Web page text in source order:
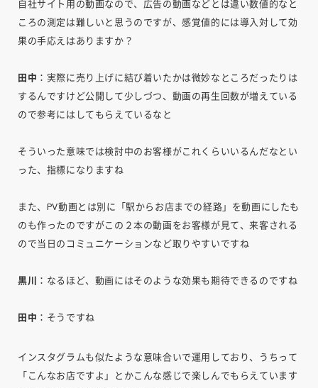
自社サイト用の動画なので、広告の動画などとは違い数値的なと
ころの測定は難しいと思うのですが、感覚値的には導入対して効
果の手応えはありますか？
田中 ：実際に売り上げに結び着いたかは微妙なところだったりは
するんですけど公開して少しづつ、動画の再生回数が増えている
ので参考にはしてもらえているなと
そういった意味では検討中のお客様がこれくらいいるんだなとい
った、指標になりますね
また、PV動画とは別に「駅からお店までの経路」を動画にしたも
のも作ったのですがこの２本の動画をお客様が見て、来客される
ので当日のコミュニケーションなど取りやすいですね
黒川 ：なるほど、動画にはそのような効果も期待できるのですね
田中 ：そうですね
インスタグラムも似たような意味合いで運用しており、うちって
「こんなお店ですよ」とかこんな感じで楽しんでもらえています